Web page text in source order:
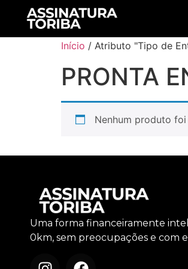
Início / Atributo "Tipo de
PRONTA
Nenhum produto
Uma forma financeiramente
0km, sem preocupações e com